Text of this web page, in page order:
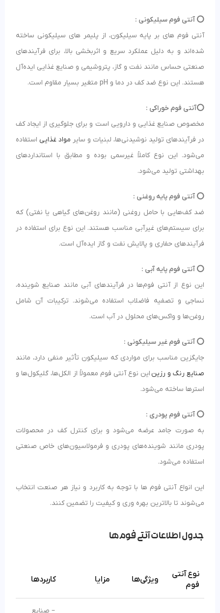
⭕️ آنتی فوم سیلیکونی :
آنتی فوم‌ های بر پایه سیلیکون، از پلیمر های سیلیکونی ساخته
شده‌اند و به دلیل عملکرد سریع و اثربخشی بالا، برای فرآیندهای
صنعتی حساس مانند نفت و گاز، پتروشیمی و صنایع غذایی ایده‌آل
هستند. این نوع ضد کف در دما و pH متغیر بسیار مقاوم است.
⭕️آنتی فوم خوراکی :
مخصوص صنایع غذایی و دارویی است و برای جلوگیری از ایجاد کف
در فرآیندهای تولید نوشیدنی‌ها، لبنیات و سایر مواد غذایی استفاده
می‌شود. این نوع کاملاً غیرسمی بوده و مطابق با استانداردهای
بهداشتی تولید می‌شود.
⭕️ آنتی فوم پایه روغنی :
ضد کف‌هایی با حامل روغنی (مانند روغن‌های گیاهی یا نفتی) که
برای سیستم‌های غیرآبی مناسب هستند. این نوع برای استفاده در
فرآیندهای حفاری و پالایش نفت و گاز ایده‌آل است.
⭕️ آنتی فوم پایه آبی :
این نوع از آنتی فوم‌ها در فرآیندهای آبی مانند صنایع شوینده،
نساجی و تصفیه فاضلاب استفاده می‌شوند. ترکیبات آن شامل
روغن‌ها و واکس‌های محلول در آب است.
⭕️ آنتی فوم غیر سیلیکونی :
جایگزین مناسب برای مواردی که سیلیکون تأثیر منفی دارد، مانند
صنایع رنگ و رزین این نوع آنتی فوم معمولاً از الکل‌ها، گلیکول‌ها و
استرها ساخته می‌شود.
⭕️ آنتی فوم پودری :
به صورت جامد عرضه می‌شود و برای کنترل کف در محصولات
پودری مانند شوینده‌های پودری و فرمولاسیون‌های خاص صنعتی
استفاده می‌شود.
این انواع آنتی فوم‌ ها با توجه به کاربرد و نیاز هر صنعت انتخاب
می‌شوند تا بالاترین بهره‌ وری و کیفیت را تضمین کنند.
جدول اطلاعات آنتی فوم‌ها
نوع آنتی
فوم
ویژگی‌ها مزایا کاربردها
– صنایع